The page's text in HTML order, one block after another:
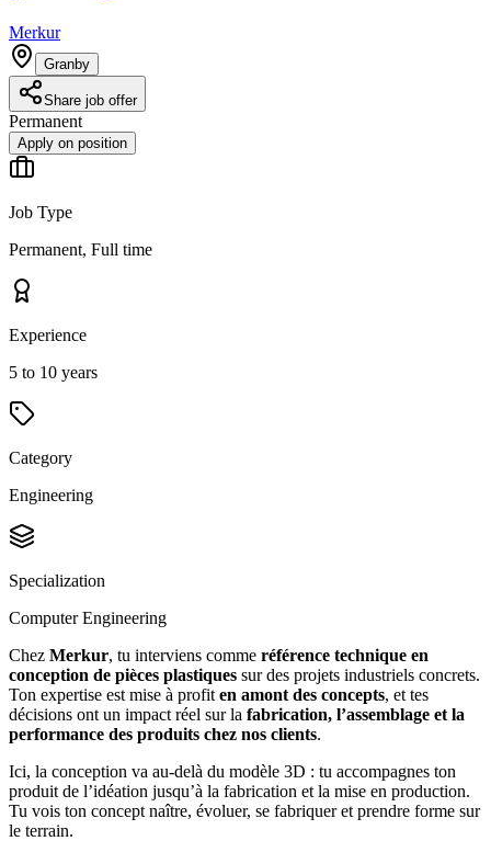
Merkur
Granby
Share job offer
Permanent
Apply on position
Job Type
Permanent, Full time
Experience
5 to 10 years
Category
Engineering
Specialization
Computer Engineering
Chez Merkur, tu interviens comme référence technique en
conception de pièces plastiques sur des projets industriels concrets.
Ton expertise est mise à profit en amont des concepts, et tes
décisions ont un impact réel sur la fabrication, l’assemblage et la
performance des produits chez nos clients.
Ici, la conception va au‑delà du modèle 3D : tu accompagnes ton
produit de l’idéation jusqu’à la fabrication et la mise en production.
Tu vois ton concept naître, évoluer, se fabriquer et prendre forme sur
le terrain.